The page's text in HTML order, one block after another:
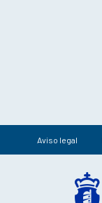
Aviso legal